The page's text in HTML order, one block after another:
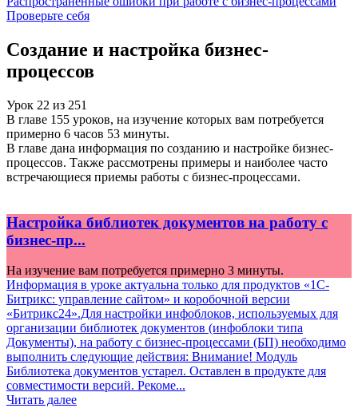
Проверьте себя
Создание и настройка бизнес-
процессов
Урок 22 из 251
В главе 155 уроков, на изучение которых вам потребуется
примерно 6 часов 53 минуты.
В главе дана информация по созданию и настройке бизнес-
процессов. Также рассмотрены примеры и наиболее часто
встречающиеся приемы работы с бизнес-процессами.
Настройка библиотек документов на работу с
бизнес-пр...
На изучение вам потребуется примерно 3 минуты.
Информация в уроке актуальна только для продуктов «1С-
Битрикс: управление сайтом» и коробочной версии
«Битрикс24».Для настройки инфоблоков, используемых для
организации библиотек документов (инфоблоки типа
Документы), на работу с бизнес-процессами (БП) необходимо
выполнить следующие действия: Внимание! Модуль
Библиотека документов устарел. Оставлен в продукте для
совместимости версий. Рекоме...
Читать далее